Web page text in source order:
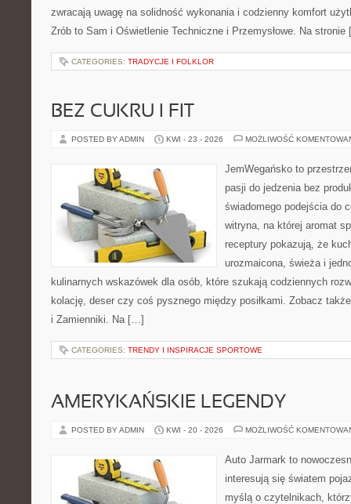
zwracają uwagę na solidność wykonania i codzienny komfort
Zrób to Sam i Oświetlenie Techniczne i Przemysłowe. Na
CATEGORIES: TRADYCJE I FOLKLOR
BEZ CUKRU I FIT
POSTED BY ADMIN KWI - 23 - 2026 MOŻLIWOŚĆ
JemWegańsko to
pasji do jedzenia bez
świadomego podejścia do
witryna, na której aromat
receptury pokazują, że
urozmaicona, świeża i
kulinarnych wskazówek dla osób, które szukają codziennych
kolację, deser czy coś pysznego między posiłkami. Zobacz
i Zamienniki. Na […]
CATEGORIES: TRENDY I INSPIRACJE SPORTOWE
AMERYKAŃSKIE LEGENDY
POSTED BY ADMIN KWI - 20 - 2026 MOŻLIWOŚĆ
Auto Jarmark to
interesują się światem
myślą o czytelnikach,